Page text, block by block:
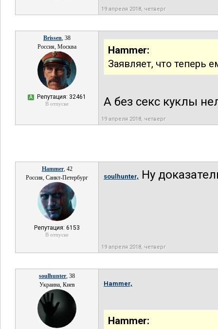
19 апреля 2018, четверг
Brissen, 38
Россия, Москва
А Репутация: 32461
В отпуске
Hammer:
Заявляет, что теперь
А без секс куклы
19 апреля 2018, четверг
Hammer, 42
Россия, Санкт-Петербург
Репутация: 6153
В отпуске
soulhunter, Ну
19 апреля 2018, четверг
soulhunter, 38
Украина, Киев
Hammer,
Hammer: